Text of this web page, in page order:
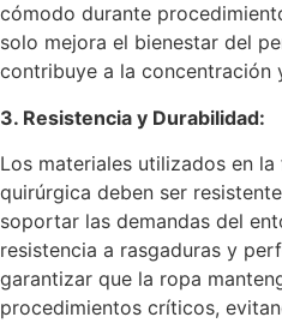
cómodo durante
solo mejora el bienestar del
contribuye a la concentración
3. Resistencia y Durabilidad:
Los materiales utilizados en
quirúrgica deben ser
soportar las demandas del
resistencia a rasgaduras y
garantizar que la ropa
procedimientos críticos,